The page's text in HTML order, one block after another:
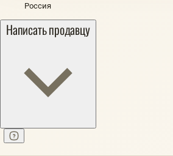
Россия
Написать продавцу